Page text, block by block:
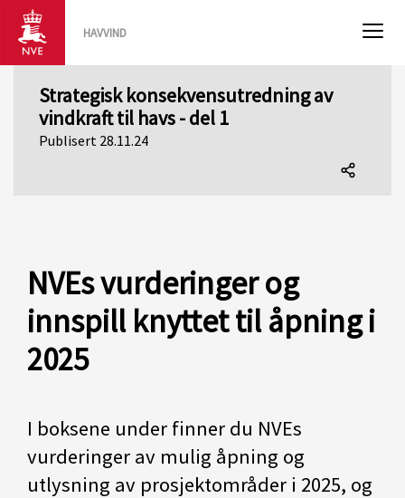
HAVVIND
Strategisk konsekvensutredning av
vindkraft til havs - del 1
Publisert 28.11.24
NVEs vurderinger og
innspill knyttet til åpning i
2025
I boksene under finner du NVEs
vurderinger av mulig åpning og
utlysning av prosjektområder i 2025, og